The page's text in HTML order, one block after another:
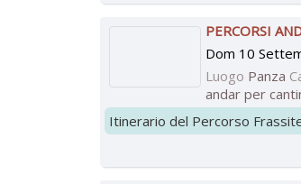
PERCORSI
Dom 10
Luogo Panza
andar per
Itinerario del Percorso